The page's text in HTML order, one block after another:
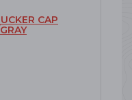
CAP